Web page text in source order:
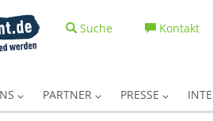
Suche Kontakt
PARTNER PRESSE